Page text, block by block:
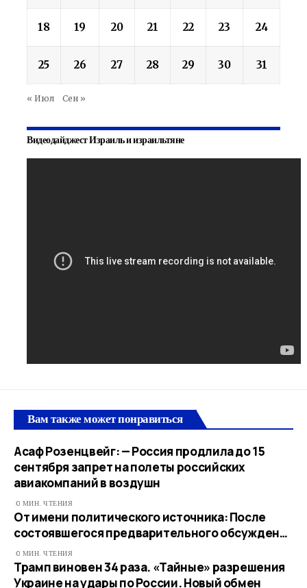
18 19 20 21 22 23 24
25 26 27 28 29 30 31
« Июл Сен »
Видеодайджест Израиль и израильтяне
Вам также может понравиться
Асаф Розенцвейг: — Россия продлила до 15
сентября запрет на полеты российских
авиакомпаний в воздушн
0 МИН. ЧТЕНИЯ
От имени политического источника: После
состоявшегося предварительного обсужден…​
0 МИН. ЧТЕНИЯ
Трамп виновен 34 раза. «Тайные» разрешения
Украине на удары по России. Новый обмен